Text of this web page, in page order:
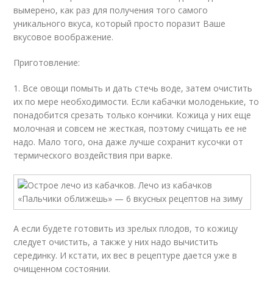
вымерено, как раз для получения того самого
уникального вкуса, который просто поразит Ваше
вкусовое воображение.
Приготовление:
1. Все овощи помыть и дать стечь воде, затем очистить
их по мере необходимости. Если кабачки молоденькие, то
понадобится срезать только кончики. Кожица у них еще
молочная и совсем не жесткая, поэтому счищать ее не
надо. Мало того, она даже лучше сохранит кусочки от
термического воздействия при варке.
А если будете готовить из зрелых плодов, то кожицу
следует очистить, а также у них надо вычистить
серединку. И кстати, их вес в рецептуре дается уже в
очищенном состоянии.